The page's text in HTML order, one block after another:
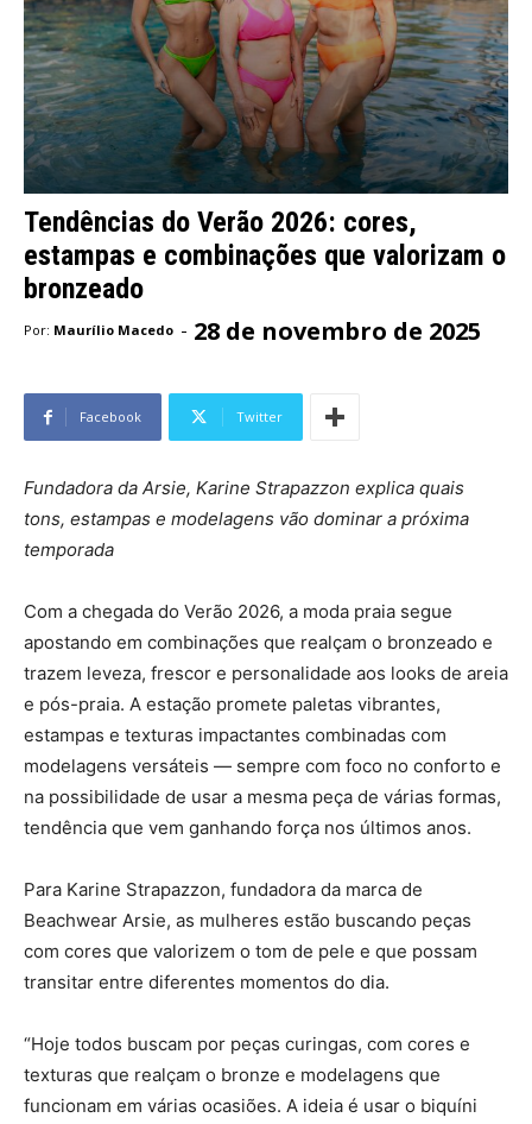
Tendências do Verão 2026: cores,
estampas e combinações que valorizam o
bronzeado
Por: Maurílio Macedo - 28 de novembro de 2025
Facebook Twitter
Fundadora da Arsie, Karine Strapazzon explica quais
tons, estampas e modelagens vão dominar a próxima
temporada
Com a chegada do Verão 2026, a moda praia segue
apostando em combinações que realçam o bronzeado e
trazem leveza, frescor e personalidade aos looks de areia
e pós-praia. A estação promete paletas vibrantes,
estampas e texturas impactantes combinadas com
modelagens versáteis — sempre com foco no conforto e
na possibilidade de usar a mesma peça de várias formas,
tendência que vem ganhando força nos últimos anos.
Para Karine Strapazzon, fundadora da marca de
Beachwear Arsie, as mulheres estão buscando peças
com cores que valorizem o tom de pele e que possam
transitar entre diferentes momentos do dia.
“Hoje todos buscam por peças curingas, com cores e
texturas que realçam o bronze e modelagens que
funcionam em várias ocasiões. A ideia é usar o biquíni